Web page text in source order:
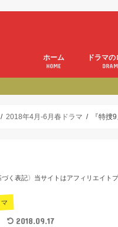
ホーム
HOME
ドラマ
2018年4月-6月春ドラマ 『特捜
づく表記〉当サイトはアフィリエイト
2018.09.17